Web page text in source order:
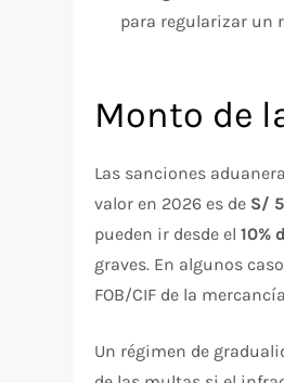
para regularizar un
Monto de
Las sanciones
valor en 2026 es de S/
pueden ir desde el10%
graves. En algunos
FOB/CIF de la
Un régimen de